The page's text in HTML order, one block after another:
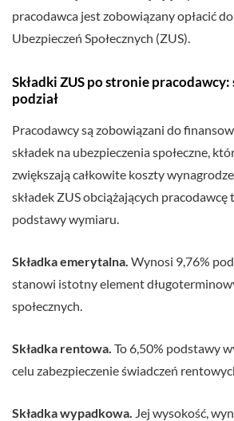
pracodawca jest zobowiązany opłacić
Ubezpieczeń Społecznych (ZUS).
Składki ZUS po stronie pracodawcy:
podział
Pracodawcy są zobowiązani do
składek na ubezpieczenia społeczne,
zwiększają całkowite koszty
składek ZUS obciążających pracodawcę
podstawy wymiaru.
Składka emerytalna. Wynosi 9,76%
stanowi istotny element
społecznych.
Składka rentowa. To 6,50% podstawy
celu zabezpieczenie świadczeń
Składka wypadkowa. Jej wysokość,